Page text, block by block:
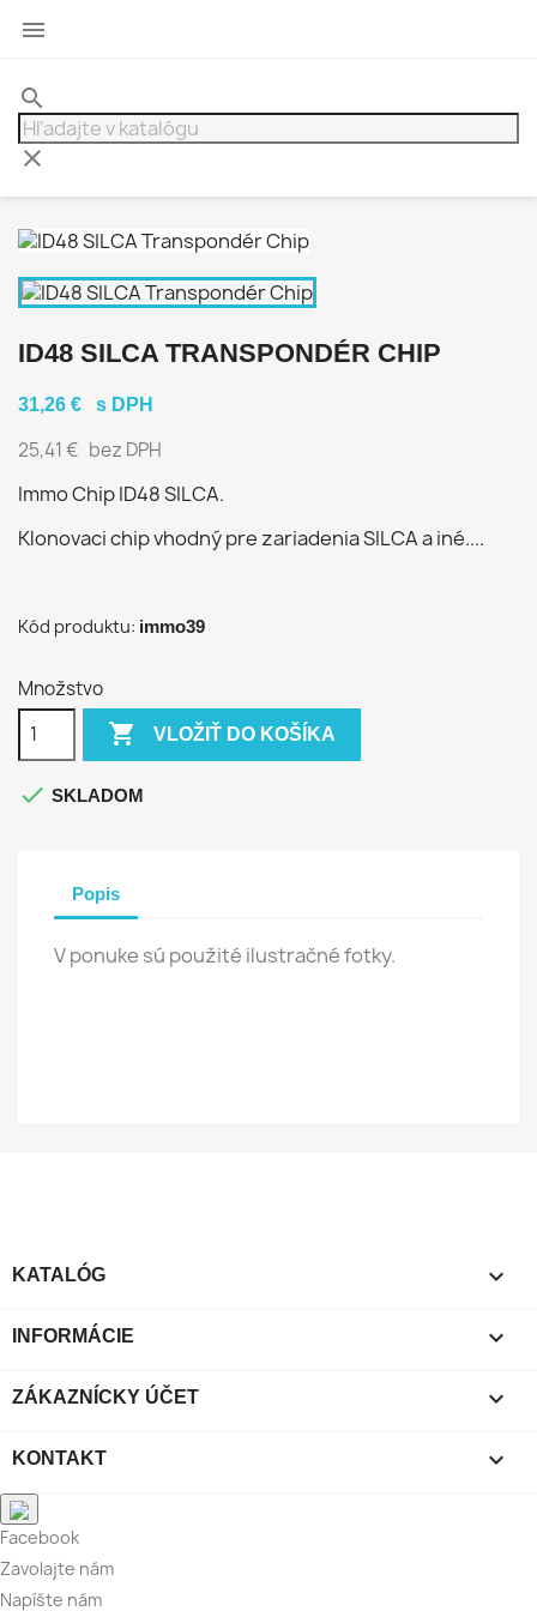

search
clear
ID48 SILCA TRANSPONDÉR CHIP
31,26 € s DPH
25,41 € bez DPH
Immo ChipID48 SILCA.
Klonovaci chip vhodný pre zariadenia SILCA a iné....
Kód produktu: immo39
Množstvo
 VLOŽIŤ DO KOŠÍKA
 SKLADOM
Popis
V ponuke sú použité ilustračné fotky.
KATALÓG 
INFORMÁCIE 
ZÁKAZNÍCKY ÚČET 
KONTAKT 
Facebook
Zavolajte nám
Napíšte nám